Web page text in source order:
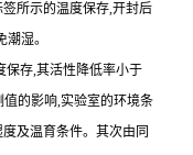
所示的温度保存,开封后
潮湿。
保存,其活性降低率小于
的影响,实验室的环境条
及温育条件。其次由同